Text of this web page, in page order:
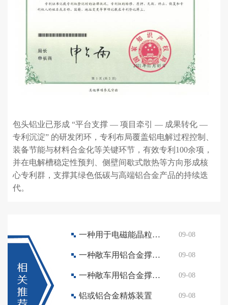
包头铝业已形成 “平台支撑 — 项目牵引 — 成果转化 —
专利沉淀” 的研发闭环，专利布局覆盖铝电解过程控制、
装备节能与材料合金化等关键环节，有效专利100余项，
并在电解槽稳定性预判、侧壁间歇式散热等方向形成核
心专利群，支撑其绿色低碳与高端铝合金产品的持续迭
代。
一种用于电磁能晶粒细化装置的升降机构 09-08
一种敞车用铝合金撑杆加工装置 09-08
一种敞车用铝合金撑杆尺寸检测装置 09-08
铝或铝合金精炼装置 09-08